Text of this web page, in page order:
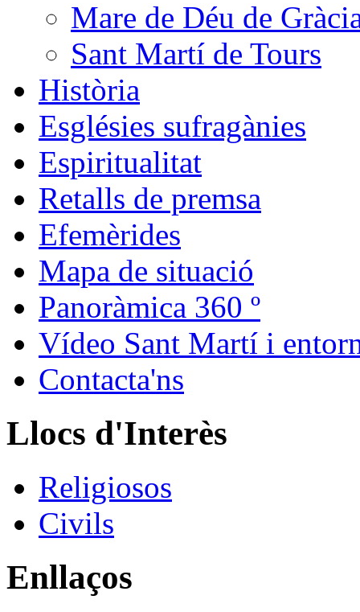
Mare de Déu de
Sant Martí de Tours
Història
Esglésies sufragànies
Espiritualitat
Retalls de premsa
Efemèrides
Mapa de situació
Panoràmica 360 º
Vídeo Sant Martí i
Contacta'ns
Llocs d'Interès
Religiosos
Civils
Enllaços